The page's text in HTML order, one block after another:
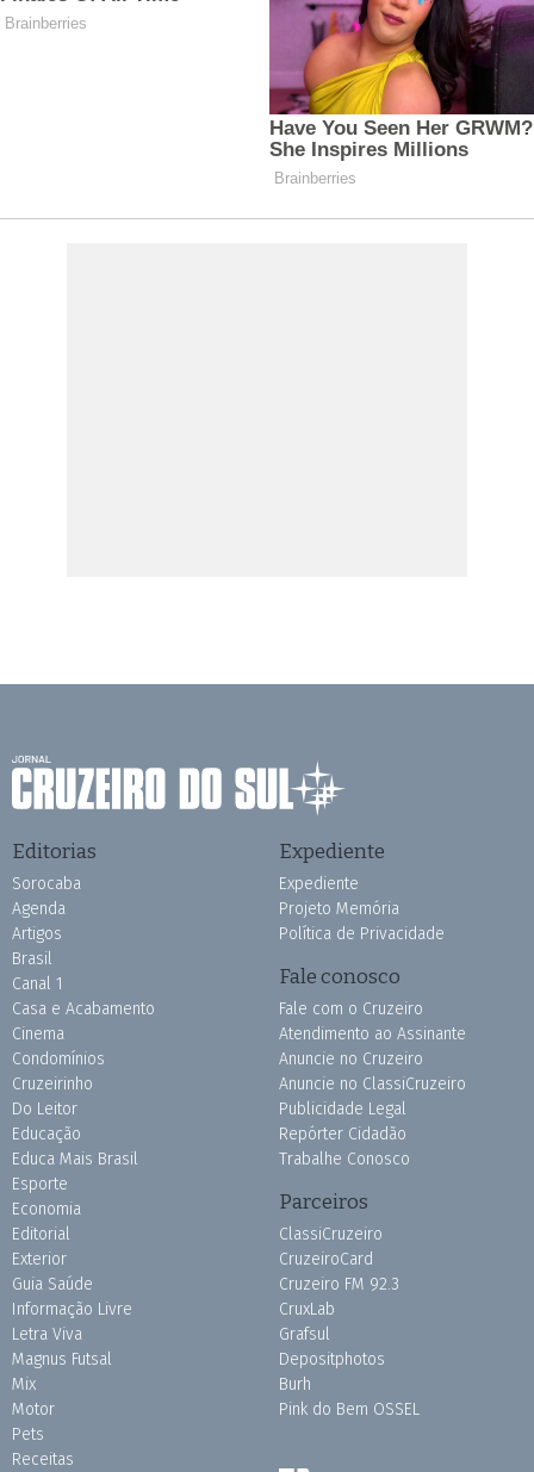
Editorias
Sorocaba
Agenda
Artigos
Brasil
Canal 1
Casa e Acabamento
Cinema
Condomínios
Cruzeirinho
Do Leitor
Educação
Educa Mais Brasil
Esporte
Economia
Editorial
Exterior
Guia Saúde
Informação Livre
Letra Viva
Magnus Futsal
Mix
Motor
Pets
Receitas
Expediente
Expediente
Projeto Memória
Política de Privacidade
Fale conosco
Fale com o Cruzeiro
Atendimento ao Assinante
Anuncie no Cruzeiro
Anuncie no ClassiCruzeiro
Publicidade Legal
Repórter Cidadão
Trabalhe Conosco
Parceiros
ClassiCruzeiro
CruzeiroCard
Cruzeiro FM 92.3
CruxLab
Grafsul
Depositphotos
Burh
Pink do Bem OSSEL